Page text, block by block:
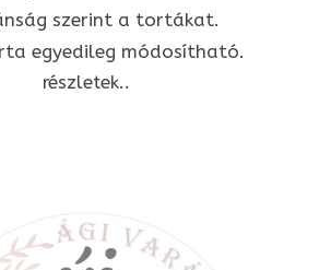
szerint a tortákat.
egyedileg módosítható.
részletek..